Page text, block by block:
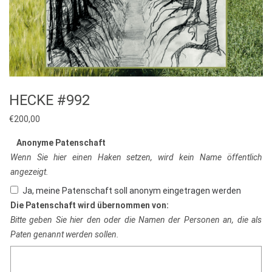
HECKE #992
€200,00
Anonyme Patenschaft
Wenn Sie hier einen Haken setzen, wird kein Name öffentlich
angezeigt.
Ja, meine Patenschaft soll anonym eingetragen werden
Die Patenschaft wird übernommen von:
Bitte geben Sie hier den oder die Namen der Personen an, die als
Paten genannt werden sollen.